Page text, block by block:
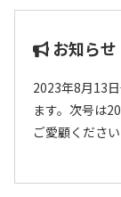
お知らせ
2023年8月13
ます。次号は
ご愛顧くださ